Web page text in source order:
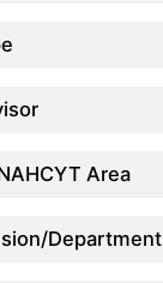
Area
Department